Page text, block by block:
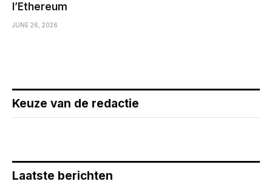
l’Ethereum
JUNE 26, 2026
Keuze van de redactie
Laatste berichten